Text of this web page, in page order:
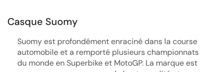
Casque Suomy
Suomy est profondément enraciné dans la course
automobile et a remporté plusieurs championnats
du monde en Superbike et MotoGP. La marque est